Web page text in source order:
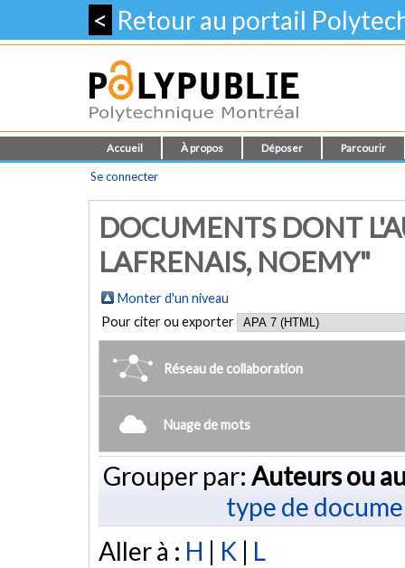
< Retour au portail
Accueil À propos Déposer Parcourir
Se connecter
DOCUMENTS DONT
LAFRENAIS, NOEMY"
Monter d'un niveau
Pour citer ou exporter
Réseau de collaboration
Nuage de mots
Grouper par: Auteurs ou
type de
Aller à : H | K | L